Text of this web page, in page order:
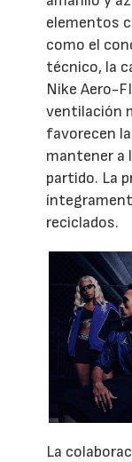
elementos
como el
técnico, la
Nike Aero-
ventilación
favorecen
mantener a
partido. La
reciclados.
La